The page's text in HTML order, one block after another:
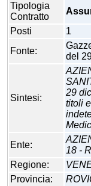
Tipologia
Contratto
Posti
1
Fonte:
del
Sintesi:
29
titoli
Ente:
18 -
Regione:
Provincia: